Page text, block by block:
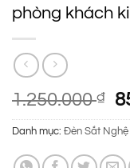
phòng khách
1.250.000₫
Danh mục: Đèn Sắt Nghệ